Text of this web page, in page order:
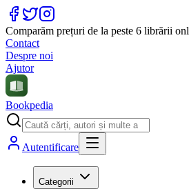
Comparăm prețuri de la peste 6 librării
Contact
Despre noi
Ajutor
Bookpedia
Autentificare
Categorii